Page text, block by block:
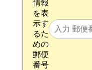
情報
を表
示す
るた
めの
郵便
番号